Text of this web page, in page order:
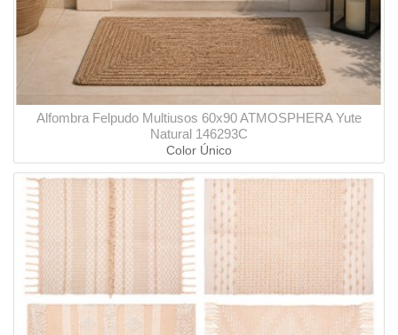
Alfombra Felpudo Multiusos 60x90 ATMOSPHERA Yute
Natural 146293C
Color Único